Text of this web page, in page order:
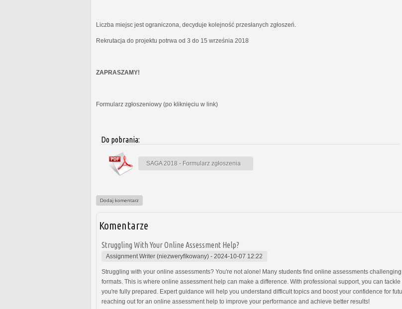
Liczba miejsc jest ograniczona, decyduje kolejność przesłanych zgłoszeń.
Rekrutacja do projektu potrwa od 3 do 15 września 2018
ZAPRASZAMY!
Formularz zgłoszeniowy (po kliknięciu w link)
Do pobrania:
SAGA 2018 - Formularz zgłoszenia
Dodaj komentarz
Komentarze
Struggling With Your Online Assessment Help?
Assignment Writer (niezweryfikowany) - 2024-10-07 12:22
Struggling with your online assessments? You're not alone! Many students find online assessments
formats. This is where online assessment help can make a difference. With professional support, you can
you're fully prepared. Expert guidance will help you understand difficult topics and boost your confidence for
reaching out for an online assessment help to improve your performance and achieve better results!